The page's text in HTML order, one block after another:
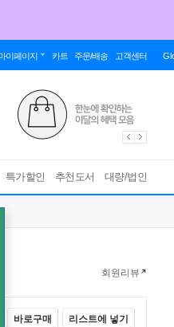
이페이지 카트 주문/배송 고객센터
특가할인 추천도서 대량/법인
회원리뷰
바로구매 리스트에 넣기